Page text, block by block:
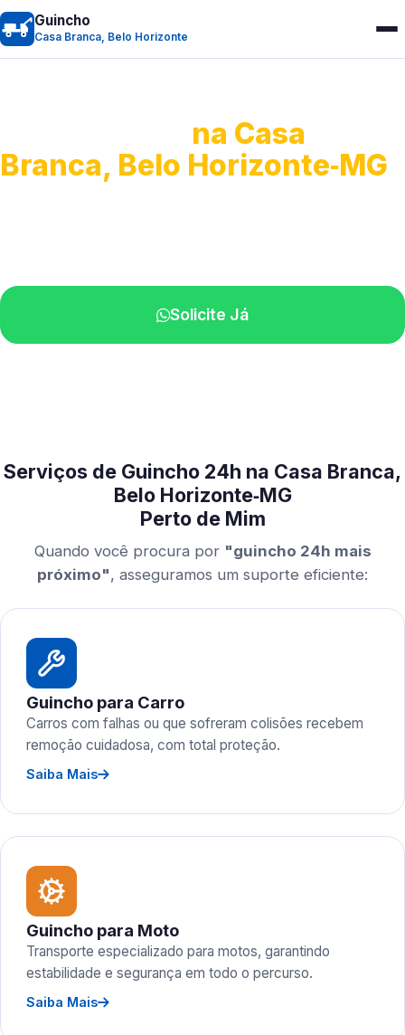
Guincho
Casa Branca, Belo Horizonte
na Casa
Branca, Belo Horizonte‑MG
Solicite Já
Serviços de Guincho 24h na Casa Branca,
Belo Horizonte‑MG
Perto de Mim
Quando você procura por "guincho 24h mais
próximo", asseguramos um suporte eficiente:
Guincho para Carro
Carros com falhas ou que sofreram colisões recebem
remoção cuidadosa, com total proteção.
Saiba Mais
Guincho para Moto
Transporte especializado para motos, garantindo
estabilidade e segurança em todo o percurso.
Saiba Mais